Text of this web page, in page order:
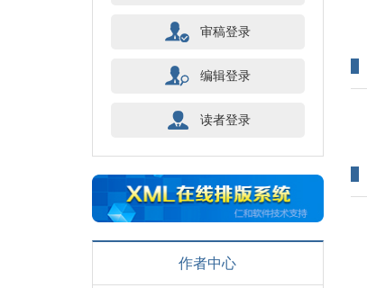
审稿登录
编辑登录
读者登录
作者中心